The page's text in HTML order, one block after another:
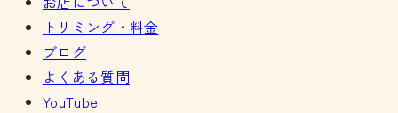
トリミング・料金
ブログ
よくある質問
YouTube